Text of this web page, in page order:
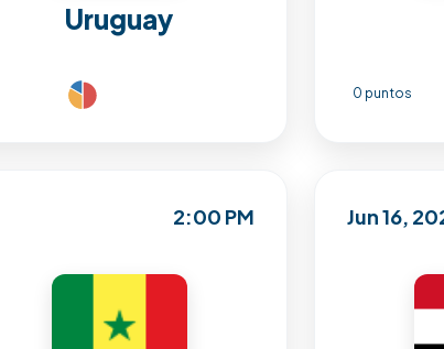
Uruguay
0 puntos
2:00 PM Jun 16,